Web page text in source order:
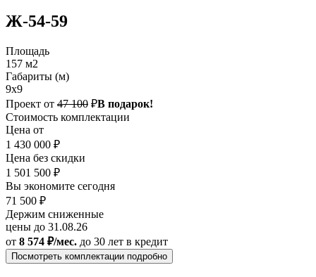
Ж-54-59
Площадь
157 м2
Габариты (м)
9х9
Проект от 47 100 ₽В подарок!
Стоимость комплектации
Цена от
1 430 000 ₽
Цена без скидки
1 501 500 ₽
Вы экономите сегодня
71 500 ₽
Держим сниженные
цены до 31.08.26
от 8 574 ₽/мес. до 30 лет в кредит
Посмотреть комплектации подробно